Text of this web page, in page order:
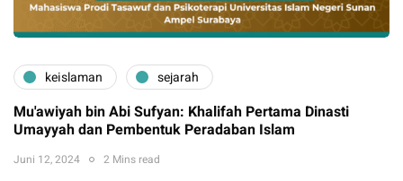
keislaman sejarah
Mu'awiyah bin Abi Sufyan: Khalifah Pertama Dinasti
Umayyah dan Pembentuk Peradaban Islam
Juni 12, 2024 2 Mins read